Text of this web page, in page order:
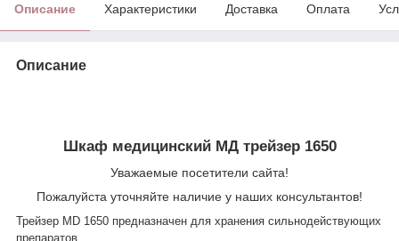
Описание Характеристики Доставка Оплата
Описание
Шкаф медицинский МД трейзер 1650
Уважаемые посетители сайта!
Пожалуйста уточняйте наличие у наших консультантов!
Трейзер MD 1650 предназначен для хранения сильнодействующих
препаратов.